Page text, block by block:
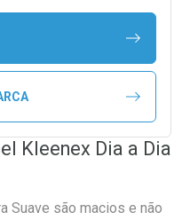
Kleenex Dia a Dia
Suave são macios e não